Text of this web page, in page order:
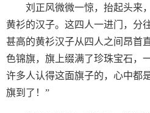
刘正风微微一惊，抬起头来
黄衫的汉子。这四人一进门，分
甚高的黄衫汉子从四人之间昂首
色锦旗，旗上缀满了珍珠宝石，
许多人认得这面旗子的，心中都
旗到了！”